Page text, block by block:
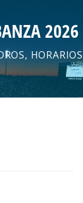
2026
HORARIOS